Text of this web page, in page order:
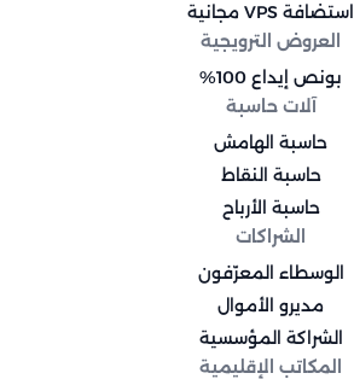
استضافة VPS مجانية
العروض الترويجية
بونص إيداع 100%
آلات حاسبة
حاسبة الهامش
حاسبة النقاط
حاسبة الأرباح
الشراكات
الوسطاء المعرّفون
مديرو الأموال
الشراكة المؤسسية
المكاتب الإقليمية